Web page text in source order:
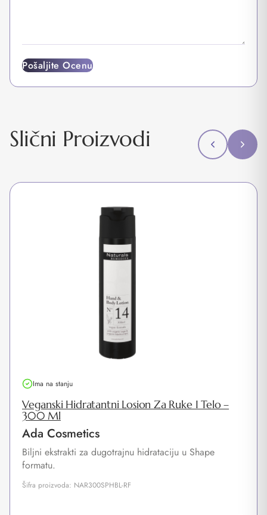
Pošaljite Ocenu
Slični Proizvodi
Ima na stanju
Veganski Hidratantni Losion Za Ruke I Telo –
300 Ml
Ada Cosmetics
Biljni ekstrakti za dugotrajnu hidrataciju u Shape
formatu.
Šifra proizvoda: NAR300SPHBL-RF